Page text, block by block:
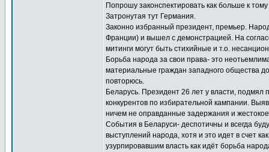
Попрошу законспектировать как больше к
Затронутая тут Германия.
Законно избранный президент, премьер.
Франции) и вышел с демонстрацией. На
митинги могут быть стихийные и т.о.
Борьба народа за свои права- это
материальные граждан западного общества
повторюсь.
Беларусь. Президент 26 лет у власти, подмял
конкурентов по избирательной кампании.
ничем не оправданные задержания и
События в Беларуси- деспотичны и всегда
выступлений народа, хотя и это идет в счет
узурпировавшим власть как идёт борьба